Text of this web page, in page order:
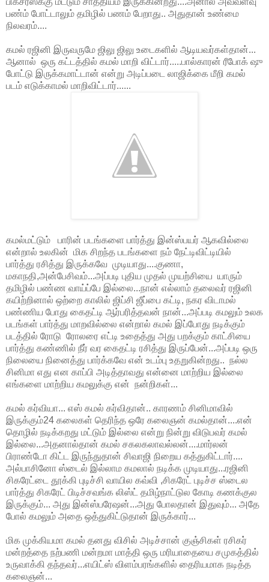
பண்ம் போட்டாலும் தமிழில் பணம் பேறாது.. அதுதான் உண்மை
நிலவரம்....
கமல் ரஜினி இருவருமே ஜிலு ஜிலு உடைகளில் ஆடியவர்கள்தான்...
ஆனால் ஒரு கட்டத்தில் கமல் மாறி விட்டார்.....பால்காரன் ரீபோக் ஷு
போட்டு இருக்கமாட்டான் என்று அடிப்படை லாஜிக்கை மீறி கமல்
படம் எடுக்காமல் மாறிவிட்டார்......
கமல்மட்டும் பாரின் படங்களை பார்த்து இன்ஸ்பயர் ஆகவில்லை
என்றால் உலகின் மிக சிறந்த படங்களை நம் நேட்டிவிட்டியில்
பார்த்து ரசித்து இருக்கவே முடியாது....குணா,
மகாநதி,அன்பேசிவம்...அப்படி புதிய முதல் முயற்சியை யாரும்
தமிழில் பண்ண வாய்ப்பே இல்லை...நான் எல்லாம் தலைவர் ரஜினி
கயிற்றினால் ஒற்றை காலில் ஜிப்சி ஜீப்பை கட்டி, நகர விடாமல்
பண்ணிய போது கைதட்டி ஆர்பரித்தவன் நான்...அப்படி கமலும் உலக
படங்கள் பார்த்து மாறவில்லை என்றால் கமல் இப்போது நடிக்கும்
படத்தில் ரோடு ரோலரை எட்டி உதைத்து அது பறக்கும் காட்சியை
பார்த்து கண்ணில் நீர் வர கைதட்டி ரசித்து இருப்பேன்...அப்படி ஒரு
நிலையை நினைத்து பார்க்கவே என் உடம்பு உதறுகின்றது.. நல்ல
சினிமா எது என காப்பி அடித்தாவது என்னை மாற்றிய இல்லை
எங்களை மாற்றிய கமலுக்கு என் நன்றிகள்...
கமல் கர்வியா... எஸ் கமல் கர்விதான்.. காரணம் சினிமாவில்
இருக்கும்24 கலைகள் தெரிந்த ஒரே கலைஞன் கமல்தான்....என்
தொழில் நடிக்கறது மட்டும் இல்லை என்று நின்று விடுபவர் கமல்
இல்லை...அதனால்தான் கமல் சகலகலாவல்லன்....மார்லன்
பிராண்டோ கிட்ட இருந்துதான் சிவாஜி நிறைய கத்துகிட்டார்....
அல்பாசினோ ஸ்டைல் இல்லாம கமலால் நடிக்க முடியாது...ரஜினி
சிகரேட்டை தூக்கி புடிச்சி வாயில கவ்வி ,சிகரேட் புடிச்ச ஸ்டைல
பார்த்து சிகரேட் பிடிச்சவங்க லிஸ்ட் தமிழ்நாட்டுல கோடி கணக்குல
இருக்கும்... அது இன்ஸ்பரேஷன்...அது போலதான் இதுவும்... அதே
போல் கமலும் அதை ஒத்துகிட்டுதான் இருக்கார்...
மிக முக்கியமா கமல் தனது விசில் அடிச்சான் குஞ்சிகள் ரசிகர்
மன்றத்தை நற்பணி மன்றமா மாத்தி ஒரு மரியாதையை சமுகத்தில்
உருவாக்கி தந்தவர்...எயிட்ஸ் விளம்பரங்களில் தைரியமாக நடித்த
கலைஞன்...